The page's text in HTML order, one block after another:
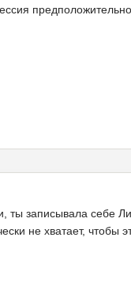
ты записывала себе
не хватает, чтобы